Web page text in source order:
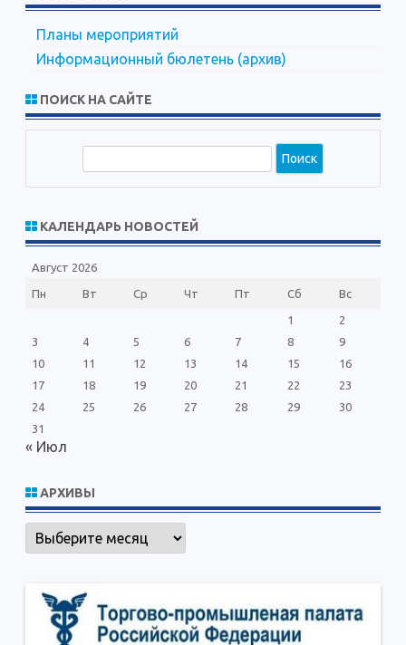
Планы мероприятий
Информационный бюлетень (архив)
ПОИСК НА САЙТЕ
с
к
КАЛЕНДАРЬ НОВОСТЕЙ
Август 2026
Пн Вт Ср Чт Пт Сб Вс
1
2
3
4 5 6 7 8
9
10
11 12 13 14 15
16
17
18 19 20 21 22
23
24
25 26 27 28 29
30
31
« Июл
АРХИВЫ
Архивы